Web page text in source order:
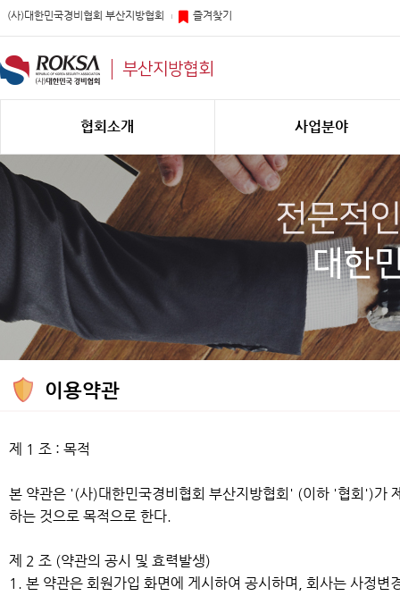
(사)대한민국경비협회 부산지방협회 즐겨찾기
부산지방협회
협회소개 사업분야
이용약관
제 1 조 : 목적
본 약관은 '(사)대한민국경비협회 부산지방협회' (이하 '협회')가
하는 것으로 목적으로 한다.
제 2 조 (약관의 공시 및 효력발생)
1. 본 약관은 회원가입 화면에 게시하여 공시하며, 회사는 사정